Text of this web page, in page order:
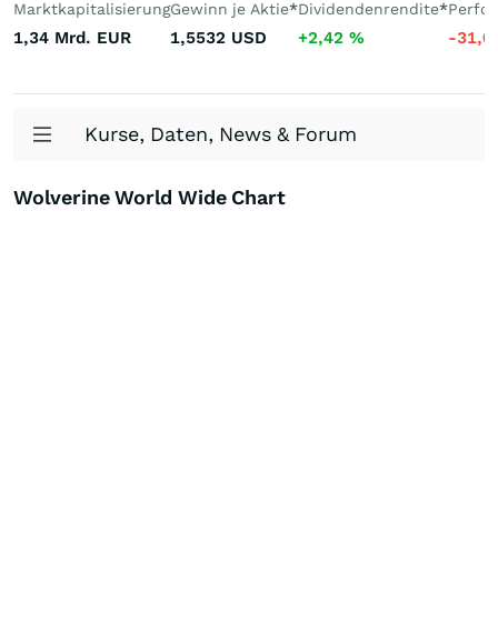
Marktkapitalisierung
1,34 Mrd. EUR
Gewinn je Aktie*
1,5532 USD
Dividendenrendite*
+2,42 % -
Kurse, Daten, News & Forum
Wolverine World Wide Chart